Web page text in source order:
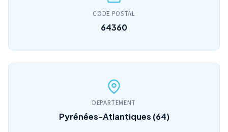
CODE POSTAL
64360
DEPARTEMENT
Pyrénées-Atlantiques (64)